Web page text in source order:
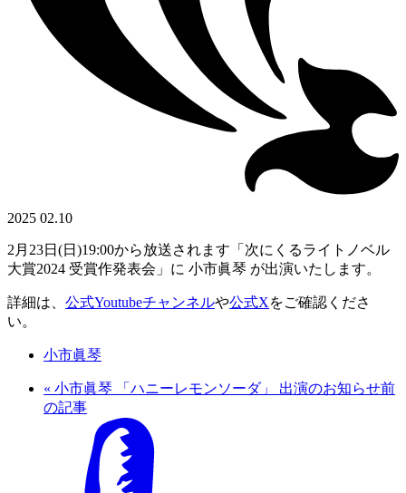
2025 02.10
2月23日(日)19:00から放送されます「次にくるライトノベル
大賞2024 受賞作発表会」に 小市眞琴 が出演いたします。
詳細は、 公式Youtubeチャンネルや公式Xをご確認くださ
い。
小市眞琴
« 小市眞琴 「ハニーレモンソーダ」 出演のお知らせ前
の記事